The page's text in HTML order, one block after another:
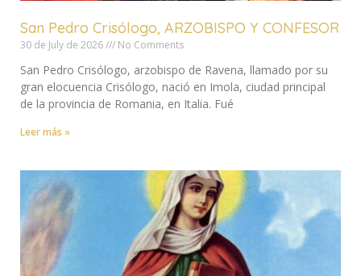
San Pedro Crisólogo, ARZOBISPO Y CONFESOR
30 de July de 2026 No Comments
San Pedro Crisólogo, arzobispo de Ravena, llamado por su
gran elocuencia Crisólogo, nació en Imola, ciudad principal
de la provincia de Romania, en Italia. Fué
Leer más »